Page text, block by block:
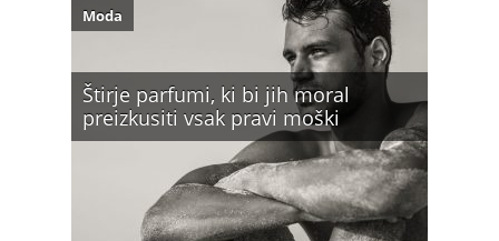
Štirje parfumi, ki bi jih moral
preizkusiti vsak pravi moški
Moda